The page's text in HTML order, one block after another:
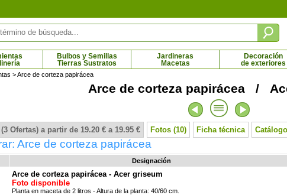
Bulbos y Semillas
Tierras Sustratos
Jardineras
Macetas
Decoración
de exteriores
Bambú Fargesia Rufa
> Arce de corteza papirácea
Arce de corteza papirácea /
Ofertas) a partir de 19.20 € a 19.95 € Fotos (10) Ficha técnica
Arce de corteza papirácea
Designación
Arce de corteza papirácea - Acer griseum
Foto disponible
Planta en maceta de 2 litros - Altura de la planta: 40/60 cm.